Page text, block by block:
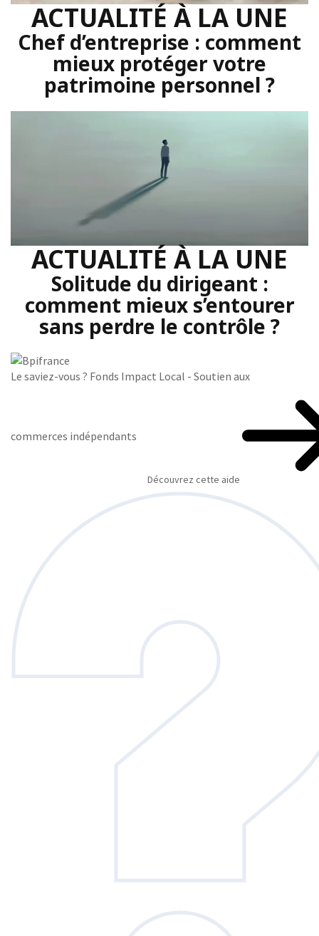
ACTUALITÉ À LA UNE
Chef d’entreprise : comment
mieux protéger votre
patrimoine personnel ?
ACTUALITÉ À LA UNE
Solitude du dirigeant :
comment mieux s’entourer
sans perdre le contrôle ?
Le saviez-vous ? Fonds Impact Local - Soutien aux
commerces indépendants
Découvrez cette aide